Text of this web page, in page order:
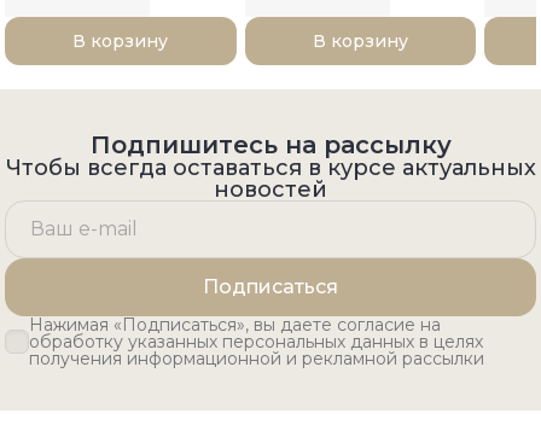
В корзину В корзину
Подпишитесь на рассылку
Чтобы всегда оставаться в курсе актуальных
новостей
Подписаться
Нажимая «Подписаться», вы даете согласие на
обработку указанных персональных данных в целях
получения информационной и рекламной рассылки